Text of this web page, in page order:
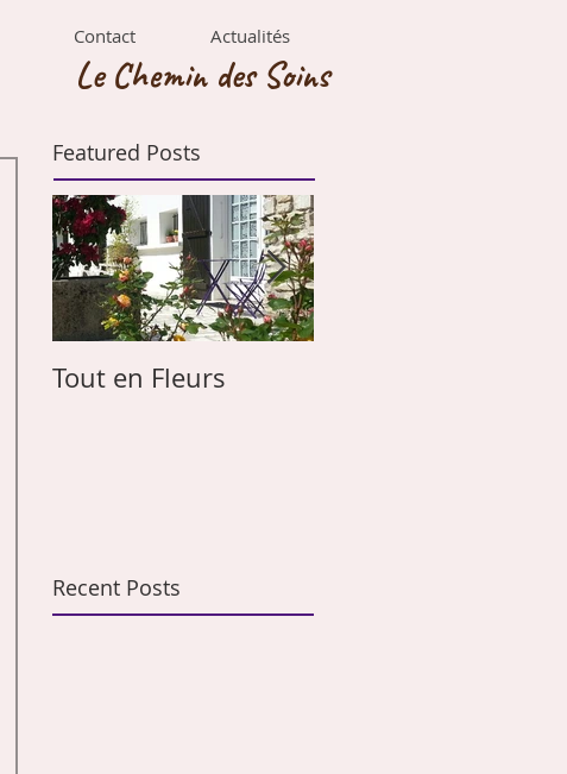
Contact Actualités
Le Chemin des Soins
Featured Posts
Tout en Fleurs
Recent Posts